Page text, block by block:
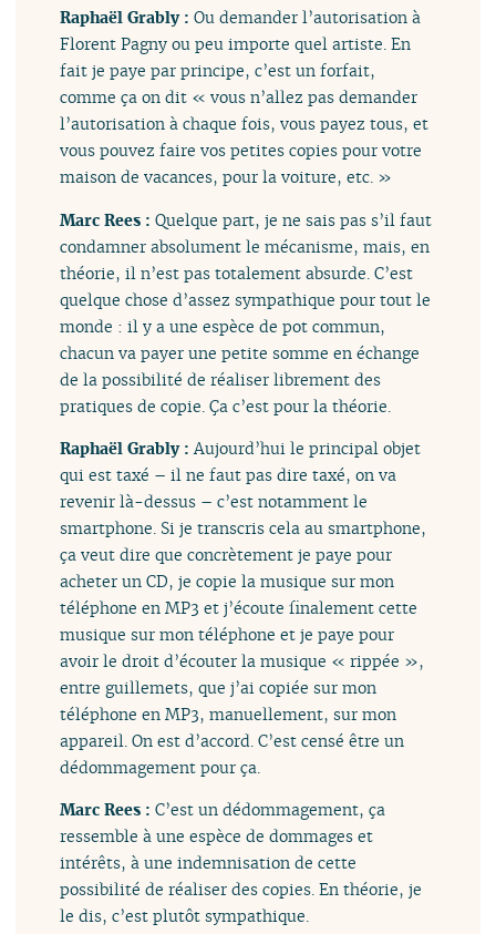
Raphaël Grably :Ou demander l’autorisation à
Florent Pagny ou peu importe quel artiste. En
fait je paye par principe, c’est un forfait,
comme ça on dit « vous n’allez pas demander
l’autorisation à chaque fois, vous payez tous, et
vous pouvez faire vos petites copies pour votre
maison de vacances, pour la voiture, etc. »
Marc Rees :Quelque part, je ne sais pas s’il faut
condamner absolument le mécanisme, mais, en
théorie, il n’est pas totalement absurde. C’est
quelque chose d’assez sympathique pour tout le
monde : il y a une espèce de pot commun,
chacun va payer une petite somme en échange
de la possibilité de réaliser librement des
pratiques de copie. Ça c’est pour la théorie.
Raphaël Grably :Aujourd’hui le principal objet
qui est taxé – il ne faut pas dire taxé, on va
revenir là-dessus – c’est notamment le
smartphone. Si je transcris cela au smartphone,
ça veut dire que concrètement je paye pour
acheter un CD, je copie la musique sur mon
téléphone en MP3 et j’écoute finalement cette
musique sur mon téléphone et je paye pour
avoir le droit d’écouter la musique « rippée »,
entre guillemets, que j’ai copiée sur mon
téléphone en MP3, manuellement, sur mon
appareil. On est d’accord. C’est censé être un
dédommagement pour ça.
Marc Rees :C’est un dédommagement, ça
ressemble à une espèce de dommages et
intérêts, à une indemnisation de cette
possibilité de réaliser des copies. En théorie, je
le dis, c’est plutôt sympathique.